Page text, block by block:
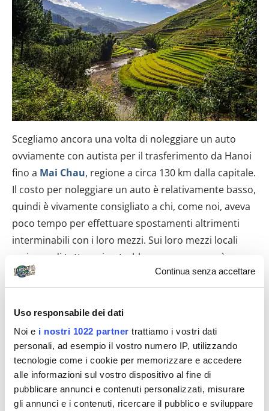
Continua senza accettare
Uso responsabile dei dati
Noi e i nostri 1022 partner trattiamo i vostri dati
personali, ad esempio il vostro numero IP, utilizzando
tecnologie come i cookie per memorizzare e accedere
alle informazioni sul vostro dispositivo al fine di
pubblicare annunci e contenuti personalizzati, misurare
gli annunci e i contenuti, ricercare il pubblico e sviluppare
Scegliamo ancora una volta di noleggiare un auto
ovviamente con autista per il trasferimento da Hanoi
fino a Mai Chau, regione a circa 130 km dalla capitale.
Il costo per noleggiare un auto è relativamente basso,
quindi è vivamente consigliato a chi, come noi, aveva
poco tempo per effettuare spostamenti altrimenti
interminabili con i loro mezzi. Sui loro mezzi locali
caricano di tutto e si potrebbe passare, come è
successo a turisti incontrati, infinite ore per tratte
relativamente brevi con tavole di legno caricate,
biciclette, borsoni, zaini, frutta, verdura, carni e
inconvenienti di chi non” ama” il pullman!
La cittadina di Mai Chau non ha nulla di interessante
da visitare, ma appena fuori si trovano ivillaggi thai
circondati da risaie e montagne verdi, luoghi dove